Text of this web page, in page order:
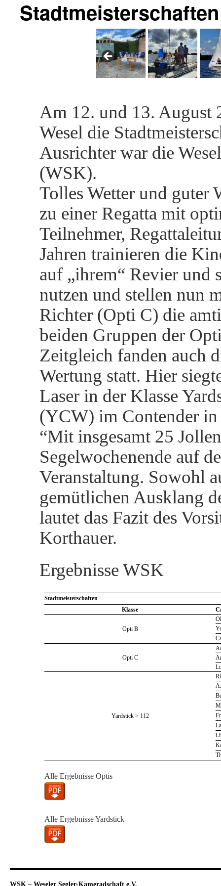
Am 12. und 13. August
Wesel die
Ausrichter war die
(WSK).
Tolles Wetter und guter
zu einer Regatta mit
Teilnehmer,
Jahren trainieren die
auf „ihrem“ Revier und
nutzen und stellen nun
Richter (Opti C) die
beiden Gruppen der
Zeitgleich fanden auch
Wertung statt. Hier
Laser in der Klasse
(YCW) im Contender in
“Mit insgesamt 25
Segelwochenende auf
Veranstaltung. Sowohl
gemütlichen Ausklang
lautet das Fazit des
Korthauer.
Ergebnisse WSK
Stadtmeisterschaften
Klasse
Opti B
Opti C
Yardstick > 112
Alle Ergebnisse Optis
Alle Ergebnisse Yardstick
WSK – Weseler Segler-Kameradschaft e.V.